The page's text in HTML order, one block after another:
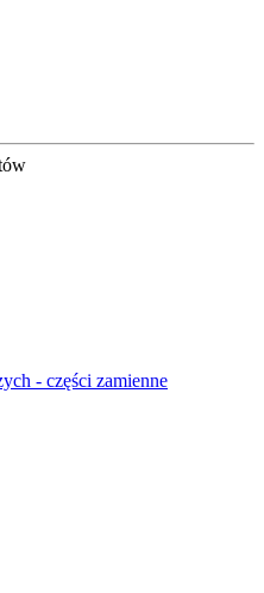
- części zamienne